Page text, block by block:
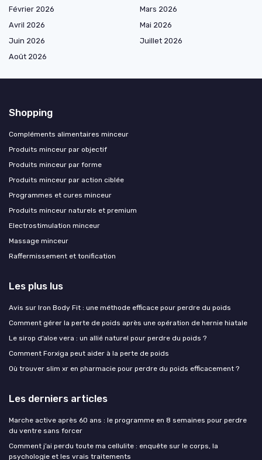
Février 2026
Mars 2026
Avril 2026
Mai 2026
Juin 2026
Juillet 2026
Août 2026
Shopping
Compléments alimentaires minceur
Produits minceur par objectif
Produits minceur par forme
Produits minceur par action ciblée
Programmes et cures minceur
Produits minceur naturels et premium
Electrostimulation minceur
Massage minceur
Raffermissement et tonification
Les plus lus
Avis sur Iron Body Fit : une méthode efficace pour perdre du poids
Comment gérer la perte de poids après une opération de hernie hiatale
Le sirop d’aloe vera : un allié naturel pour perdre du poids ?
Comment Forxiga peut aider à la perte de poids
Où trouver slim xr en pharmacie pour perdre du poids efficacement ?
Les derniers articles
Marche active après 60 ans : le programme en 8 semaines pour perdre
du ventre sans forcer
Comment j’ai perdu toute ma cellulite : enquête sur le corps, la
psychologie et les vrais traitements